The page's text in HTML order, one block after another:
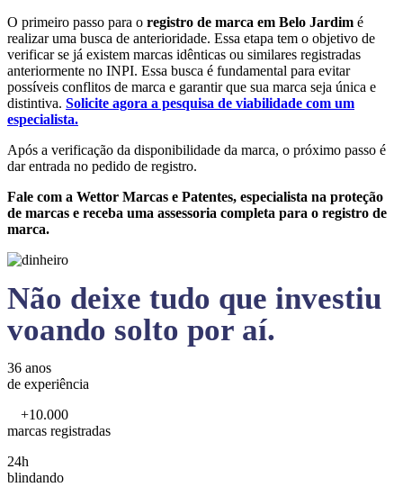
O primeiro passo para o registro de marca em Belo Jardim é
realizar uma busca de anterioridade. Essa etapa tem o objetivo de
verificar se já existem marcas idênticas ou similares registradas
anteriormente no INPI. Essa busca é fundamental para evitar
possíveis conflitos de marca e garantir que sua marca seja única e
distintiva. Solicite agora a pesquisa de viabilidade com um
especialista.
Após a verificação da disponibilidade da marca, o próximo passo é
dar entrada no pedido de registro.
Fale com a Wettor Marcas e Patentes, especialista na proteção
de marcas e receba uma assessoria completa para o registro de
marca.
Não deixe tudo que investiu
voando solto por aí.
36 anos
de experiência
+10.000
marcas registradas
24h
blindando